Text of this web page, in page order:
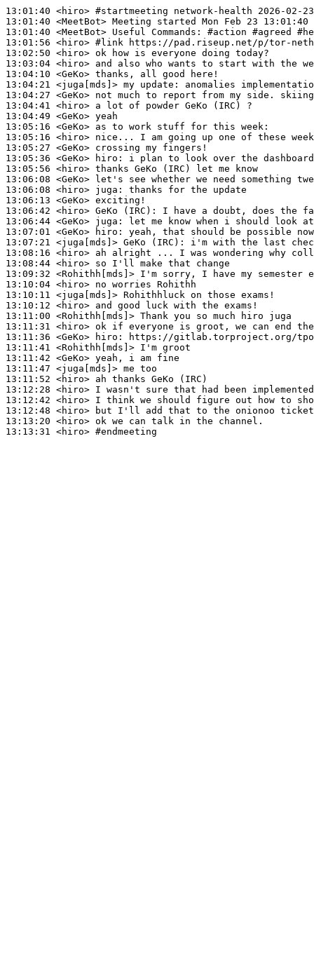
13:01:40 <hiro> #startmeeting network-health 2026-02-23
13:01:40 <MeetBot>
13:01:40 <MeetBot>
13:01:56 <hiro> #link
https://pad.riseup.net/p/tor-
13:02:50 <hiro>
13:03:04 <hiro>
13:04:10 <GeKo>
13:04:21 <juga[mds]>
13:04:27 <GeKo>
13:04:41 <hiro>
13:04:49 <GeKo>
13:05:16 <GeKo>
13:05:16 <hiro>
13:05:27 <GeKo>
13:05:36 <GeKo>
hiro:
13:05:56 <hiro>
13:06:08 <GeKo>
13:06:08 <hiro> juga:
13:06:13 <GeKo>
13:06:42 <hiro>
13:06:44 <GeKo> juga:
13:07:01 <GeKo>
hiro:
13:07:21 <juga[mds]>
13:08:16 <hiro>
13:08:44 <hiro>
13:09:32 <Rohithh[mds]>
13:10:04 <hiro>
13:10:11 <juga[mds]>
13:10:12 <hiro>
13:11:00 <Rohithh[mds]>
13:11:31 <hiro>
13:11:36 <GeKo>
hiro:
13:11:41 <Rohithh[mds]>
13:11:42 <GeKo>
13:11:47 <juga[mds]>
13:11:52 <hiro>
13:12:28 <hiro>
13:12:42 <hiro>
13:12:48 <hiro>
13:13:20 <hiro>
13:13:31 <hiro> #endmeeting